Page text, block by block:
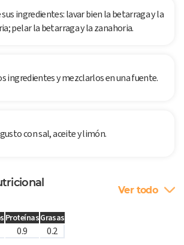
ingredientes: lavar bien la betarraga y la
pelar la betarraga y la zanahoria.
ingredientes y mezclarlos en una fuente.
con sal, aceite y limón.
Ver todo
ProteínasGrasas
0.9 0.2